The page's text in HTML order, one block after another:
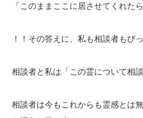
「このままここに居させてくれた
！！その答えに、私も相談者もび
相談者と私は「この霊について相
相談者は今もこれからも霊感とは